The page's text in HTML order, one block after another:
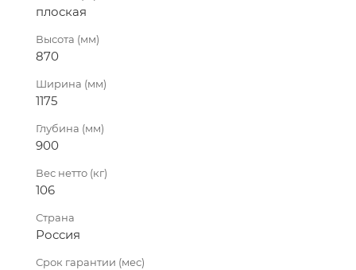
плоская
Высота (мм)
870
Ширина (мм)
1175
Глубина (мм)
900
Вес нетто (кг)
106
Страна
Россия
Срок гарантии (мес)